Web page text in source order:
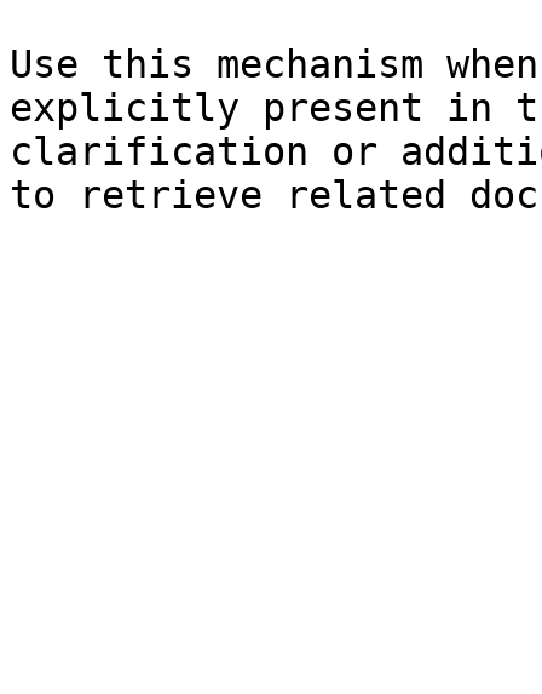
Use this mechanism
explicitly present in
clarification or